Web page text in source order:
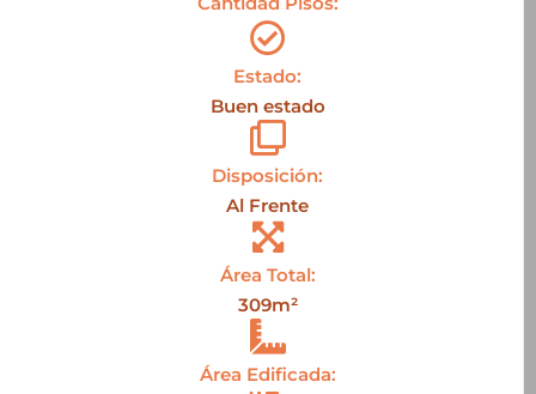
Estado:
Buen estado
Disposición:
Al Frente
Área Total:
309m²
Área Edificada: